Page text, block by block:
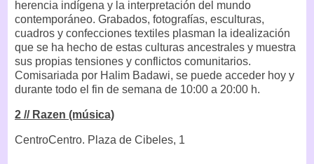
herencia indígena y la interpretación del mundo
contemporáneo. Grabados, fotografías, esculturas,
cuadros y confecciones textiles plasman la idealización
que se ha hecho de estas culturas ancestrales y muestra
sus propias tensiones y conflictos comunitarios.
Comisariada por Halim Badawi, se puede acceder hoy y
durante todo el fin de semana de 10:00 a 20:00 h.
2 // Razen (música)
CentroCentro. Plaza de Cibeles, 1